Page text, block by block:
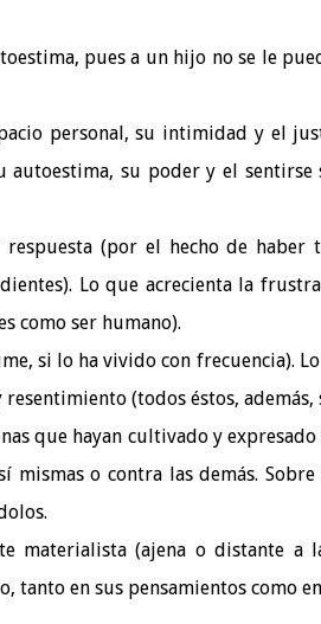
pues a un hijo no se le
personal, su intimidad y el
autoestima, su poder y el sentirse
respuesta (por el hecho de haber
Lo que acrecienta la
como ser humano).
si lo ha vivido con frecuencia).
(todos éstos, además,
que hayan cultivado y
o contra las demás.
materialista (ajena o distante a
en sus pensamientos como en